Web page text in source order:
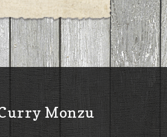
Monzu